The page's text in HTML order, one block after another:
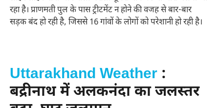
रहा है। प्राणमती पुल के पास ट्रीटमेंट न होने की वजह से बार-बार
सड़क बंद हो रही है, जिससे 16 गांवों के लोगों को परेशानी हो रही है।
Uttarakhand Weather :
बद्रीनाथ में अलकनंदा का जलस्तर